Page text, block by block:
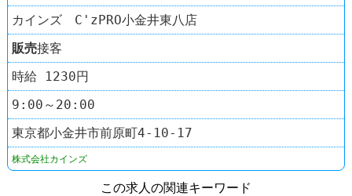
カインズ C'zPRO小金井東八店
販売接客
時給 1230円
9:00～20:00
東京都小金井市前原町4-10-17
株式会社カインズ
この求人の関連キーワード